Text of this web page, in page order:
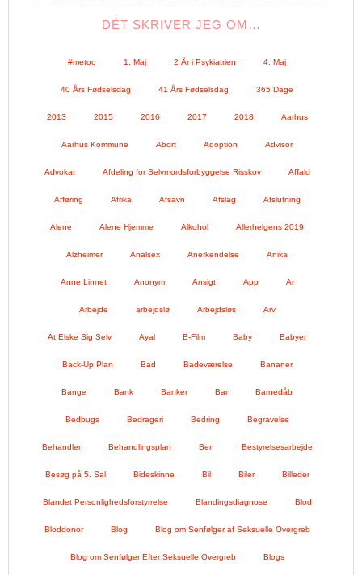
DÉT SKRIVER JEG OM…
#metoo 1. Maj 2 År i Psykiatrien 4. Maj
40 Års Fødselsdag 41 Års Fødselsdag 365 Dage
2013 2015 2016 2017 2018 Aarhus
Aarhus Kommune Abort Adoption Advisor
Advokat Afdeling for Selvmordsforbyggelse Risskov Affald
Afføring Afrika Afsavn Afslag Afslutning
Alene Alene Hjemme Alkohol Allerhelgens 2019
Alzheimer Analsex Anerkendelse Anika
Anne Linnet Anonym Ansigt App Ar
Arbejde arbejdslø Arbejdsløs Arv
At Elske Sig Selv Ayal B-Film Baby Babyer
Back-Up Plan Bad Badeværelse Bananer
Bange Bank Banker Bar Barnedåb
Bedbugs Bedrageri Bedring Begravelse
Behandler Behandlingsplan Ben Bestyrelsesarbejde
Besøg på 5. Sal Bideskinne Bil Biler Billeder
Blandet Personlighedsforstyrrelse Blandingsdiagnose Blod
Bloddonor Blog Blog om Senfølger af Seksuelle Overgreb
Blog om Senfølger Efter Seksuelle Overgreb Blogs